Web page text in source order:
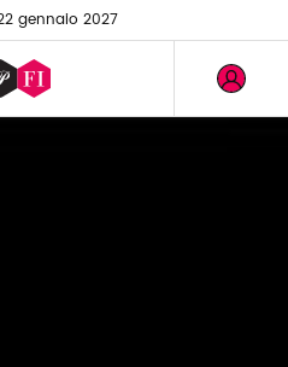
gennaio 2027